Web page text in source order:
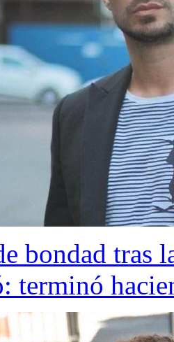
bondad tras
terminó